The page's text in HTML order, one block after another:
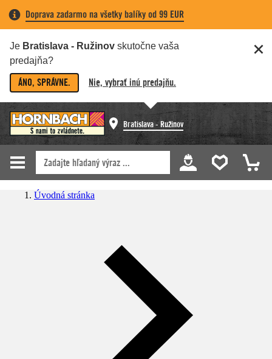
Doprava zadarmo na všetky balíky od 99 EUR
Je Bratislava - Ružinov skutočne vaša
predajňa?
ÁNO, SPRÁVNE. Nie, vybrať inú predajňu.
Bratislava - Ružinov
Úvodná stránka